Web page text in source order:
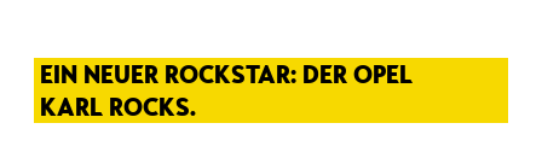
EIN NEUER ROCKSTAR: DER OPEL
KARL ROCKS.